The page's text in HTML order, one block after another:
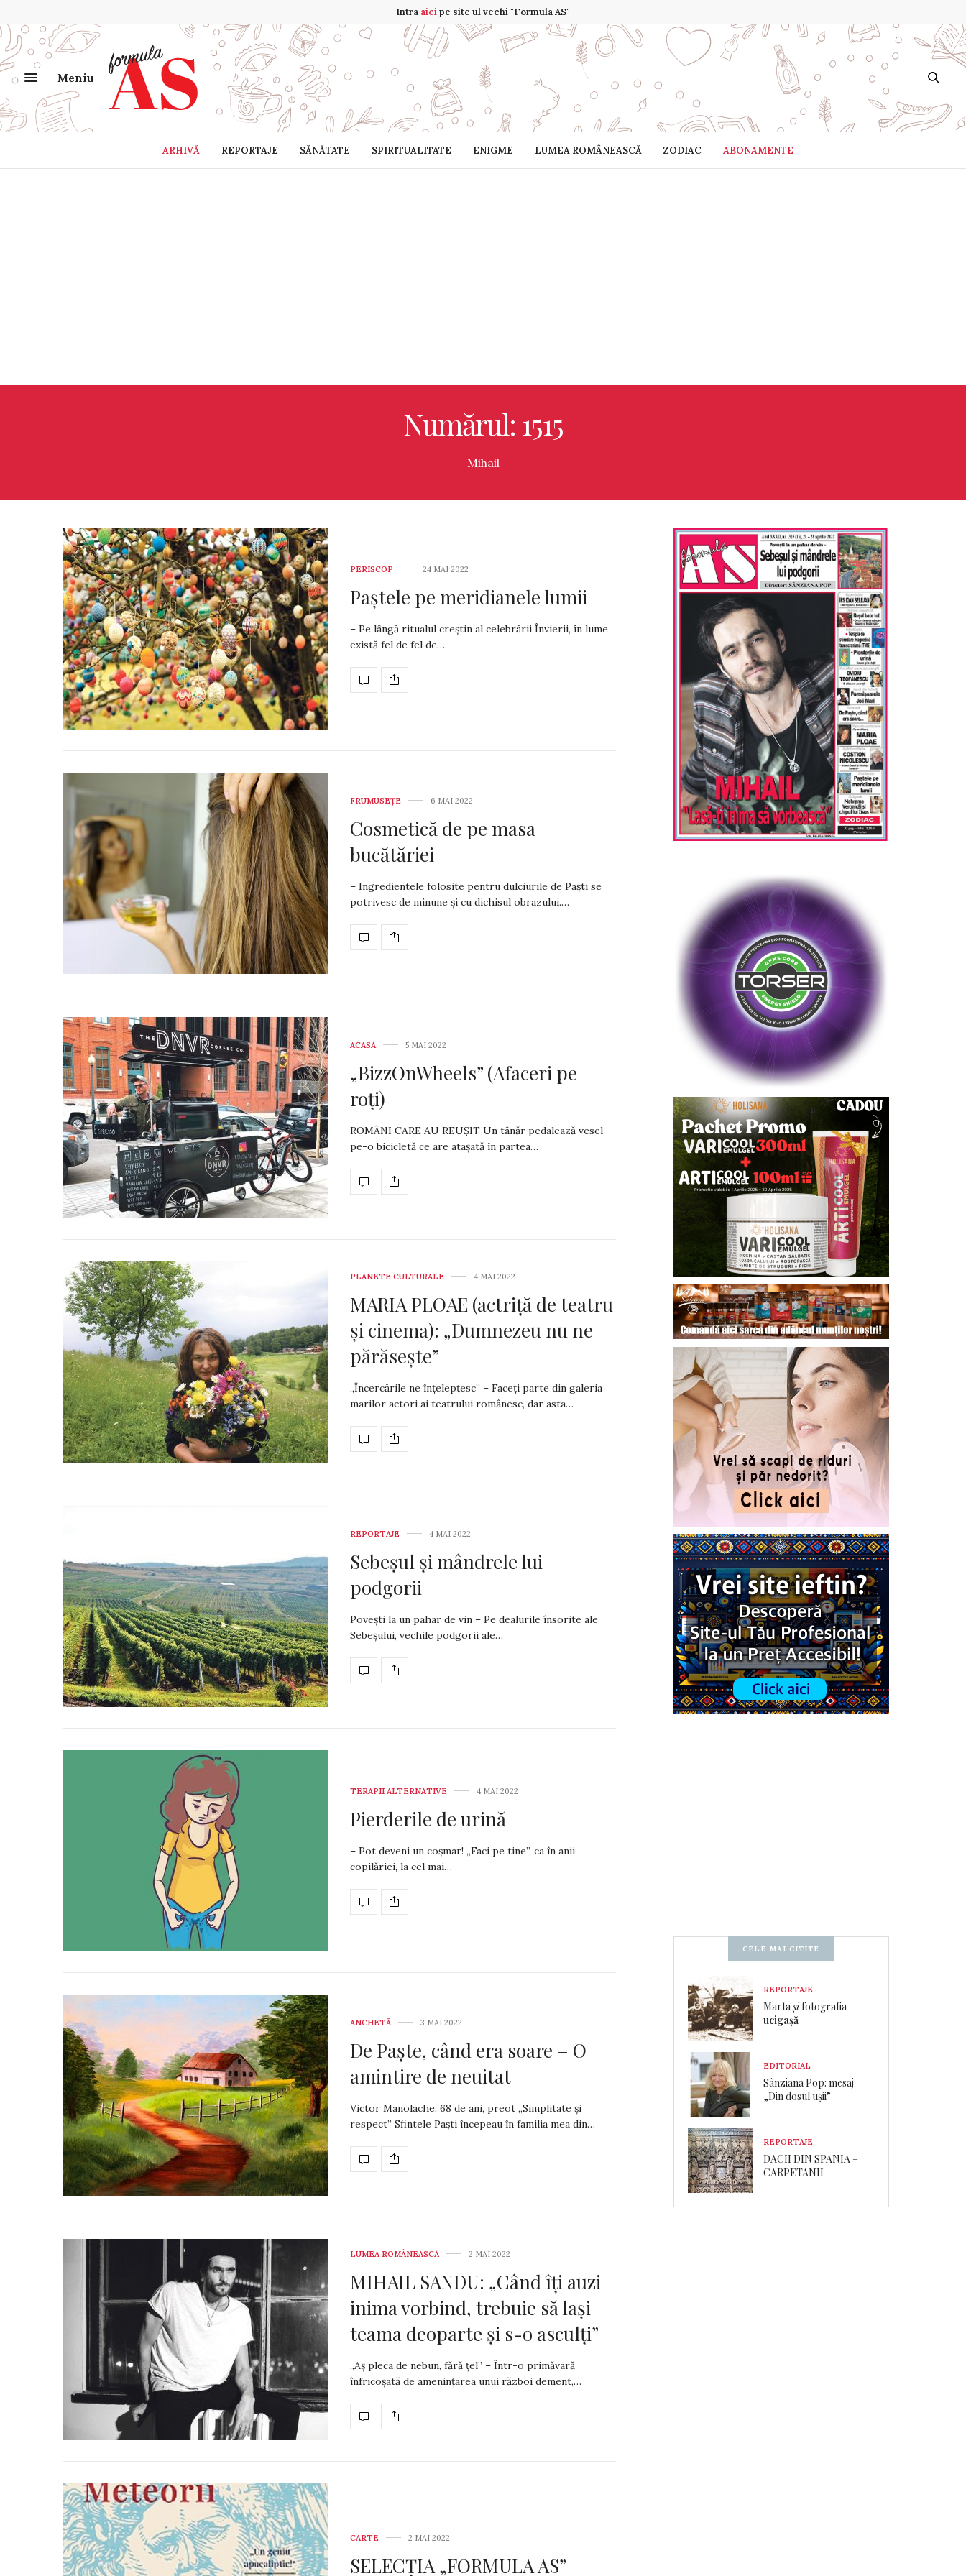
Intra aicipe site ul vechi "Formula AS"
Meniu
ARHIVĂ REPORTAJE SĂNĂTATE SPIRITUALITATE ENIGME LUMEA ROMÂNEASCĂ ZODIAC ABONAMENTE
Numărul: 1515
Mihail
PERISCOP 24 MAI 2022
Paștele pe meridianele lumii
– Pe lângă ritualul creștin al celebrării Învierii, în lume
există fel de fel de…
FRUMUSEȚE 6 MAI 2022
Cosmetică de pe masa
bucătăriei
– Ingredientele folosite pen­tru dulciurile de Paști se
po­trivesc de minune și cu di­chisul obrazului.…
ACASĂ 5 MAI 2022
„BizzOnWheels” (Afaceri pe
roți)
ROMÂNI CARE AU REUȘIT Un tânăr pedalează vesel
pe-o bicicletă ce are atașată în partea…
PLANETE CULTURALE 4 MAI 2022
MARIA PLOAE (actriță de teatru
și cinema): „Dumnezeu nu ne
părăsește”
„Încercările ne înțelepțesc” – Faceți parte din galeria
marilor actori ai teatrului românesc, dar asta…
REPORTAJE 4 MAI 2022
Sebeșul și mândrele lui
podgorii
Povești la un pahar de vin – Pe dealurile însorite ale
Sebeșului, vechile podgorii ale…
TERAPII ALTERNATIVE 4 MAI 2022
Pierderile de urină
– Pot deveni un coșmar! „Faci pe tine”, ca în anii
copilăriei, la cel mai…
ANCHETĂ 3 MAI 2022
De Paște, când era soare – O
amintire de neuitat
Victor Manolache, 68 de ani, preot „Simplitate și
respect’’ Sfintele Paști începeau în familia mea din…
LUMEA ROMÂNEASCĂ 2 MAI 2022
MIHAIL SANDU: „Când îţi auzi
inima vorbind, trebuie să laşi
teama deoparte şi s-o asculţi”
„Aș pleca de nebun, fără țel” – Într-o primăvară
înfricoșată de amenințarea unui război dement,…
CARTE 2 MAI 2022
SELECȚIA „FORMULA AS”
CELE MAI CITITE
REPORTAJE
Martașifotografia
ucigașă
EDITORIAL
Sânziana Pop: mesaj
„Din dosul ușii”
REPORTAJE
DACII DIN SPANIA –
CARPETANII